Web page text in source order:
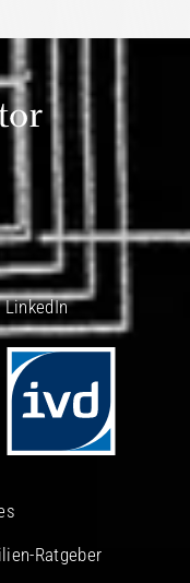
LinkedIn
Ratgeber